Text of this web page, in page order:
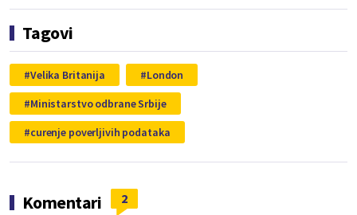
Tagovi
Velika Britanija
London
Ministarstvo odbrane Srbije
curenje poverljivih podataka
Komentari 2